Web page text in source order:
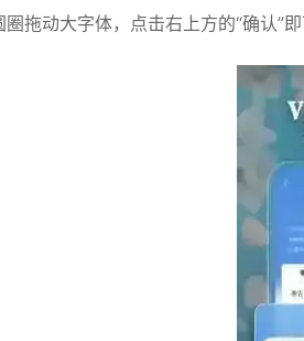
圈拖动大字体，点击右上方的“确认”